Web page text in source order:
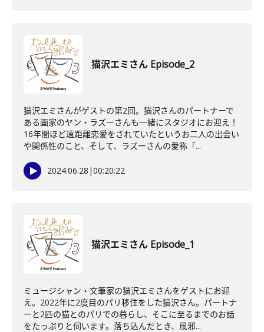
猫沢エミさん Episode_2
猫沢エミさんがゲストの第2回。猫沢さんのパートナーで
ある画家のヤン・ラズーさんも一緒にスタジオにお迎え！
16年間ほど遠距離恋愛をされていたというお二人の出会い
や関係性のこと、そして、ラズーさんの愛称「...
2024.06.28 |00:20:22
猫沢エミさん Episode_1
ミュージシャン・文筆家の猫沢エミさんをゲストにお迎
え。2022年に2度目のパリ移住をした猫沢さん。パートナ
ーと2匹の猫とのパリでの暮らし、そこに至るまでのお話
をたっぷりと伺います。落ち込んだとき、風邪...